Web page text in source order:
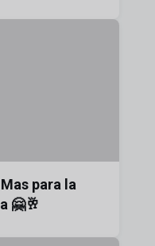
para la
🤗🥂